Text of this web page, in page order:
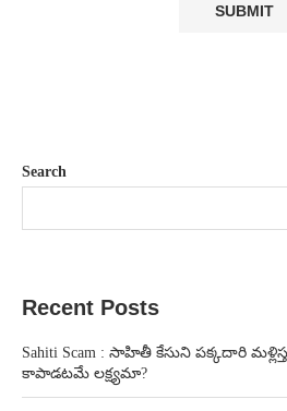
Search
Recent Posts
Sahiti Scam : సాహితీ కేసుని పక్కదారి
కాపాడటమే లక్ష్యమా?